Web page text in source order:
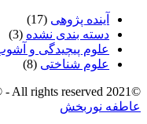
آینده پژوهی (17)
دسته بندی نشده (3)
علوم پیچیدگی و
علوم شناختی (8)
©2021 ExtendedNows® - All rights reserved | طراحی توسط
عاطفه نوربخش